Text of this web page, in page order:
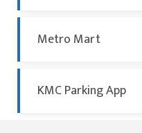
Metro Mart
KMC Parking App